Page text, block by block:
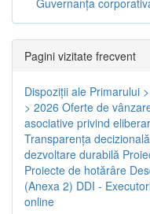
Pagini vizitate frecvent
Dispoziţii ale Primarului
> 2026 Oferte de
asociative privind
Transparenţa decizională
dezvoltare durabilă
Proiecte de hotărâre
(Anexa 2) DDI -
online